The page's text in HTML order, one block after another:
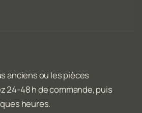
anciens ou les pièces
24-48 h de commande, puis
heures.